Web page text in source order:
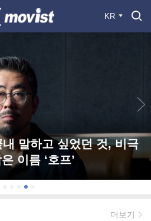
KR
말하고 싶었던 것, 비극
이름 ‘호프’
더보기